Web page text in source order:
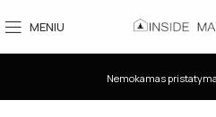
MENIU
Nemokamas